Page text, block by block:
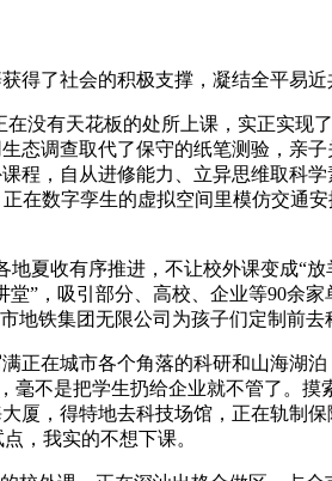
得了社会的积极支撑，凝结全平易
有天花板的处所上课，实正实现
态调查取代了保守的纸笔测验，亲
程，自从进修能力、立异思维取科
在数字孪生的虚拟空间里模仿交通
收有序推进，不让校外课变成“放
”，吸引部分、高校、企业等90
铁集团无限公司为孩子们定制前
在城市各个角落的科研和山海湖
毫不是把学生扔给企业就不管了。
厦，得特地去科技场馆，正在轨制
，我实的不想下课。